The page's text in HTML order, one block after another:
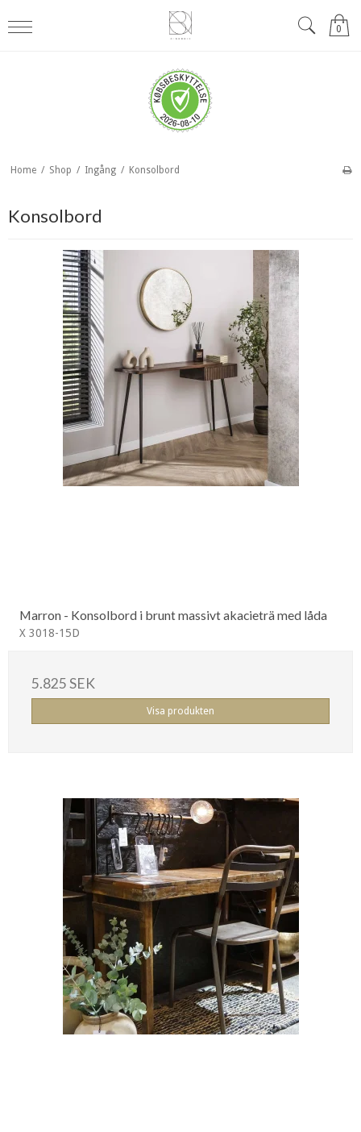
0
Home / Shop / Ingång / Konsolbord
Konsolbord
Marron - Konsolbord i brunt massivt akacieträ med låda
X 3018-15D
5.825 SEK
Visa produkten